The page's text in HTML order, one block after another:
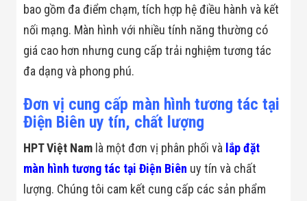
bao gồm đa điểm chạm, tích hợp hệ điều hành và kết
nối mạng. Màn hình với nhiều tính năng thường có
giá cao hơn nhưng cung cấp trải nghiệm tương tác
đa dạng và phong phú.
Đơn vị cung cấp màn hình tương tác tại
Điện Biên uy tín, chất lượng
HPT Việt Nam là một đơn vị phân phối và lắp đặt
màn hình tương tác tại Điện Biên uy tín và chất
lượng. Chúng tôi cam kết cung cấp các sản phẩm